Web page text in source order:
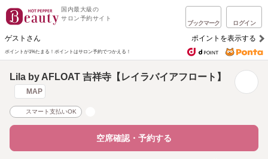
国内最大級の
サロン予約サイト
ブックマーク ログイン
ゲストさん ポイントを表示する
ポイントが1%たまる！ ポイントはサロン予約でつかえる！
Lila by AFLOAT 吉祥寺【レイラバイアフロート】
MAP
スマート支払いOK
空席確認・予約する